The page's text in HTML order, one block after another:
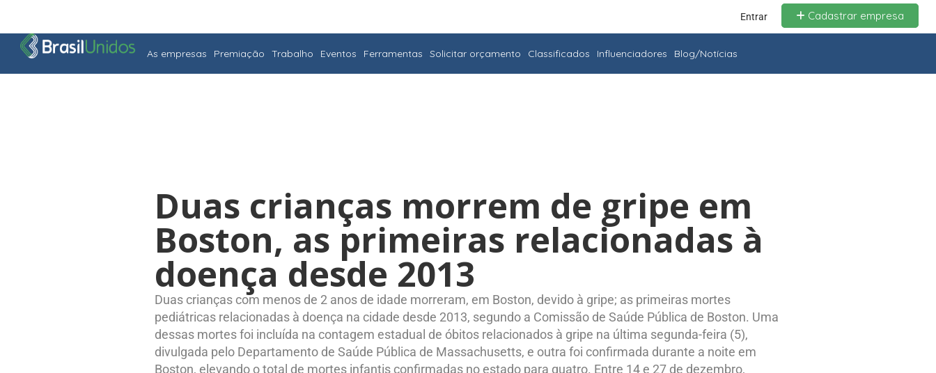
Entrar Cadastrar empresa
As empresas Premiação Trabalho Eventos Ferramentas Solicitar orçamento Classificados Influenciadores Blog/Notícias
Duas crianças morrem de gripe em
Boston, as primeiras relacionadas à
doença desde 2013
Duas crianças com menos de 2 anos de idade morreram, em Boston, devido à gripe; as primeiras mortes
pediátricas relacionadas à doença na cidade desde 2013, segundo a Comissão de Saúde Pública de Boston. Uma
dessas mortes foi incluída na contagem estadual de óbitos relacionados à gripe na última segunda-feira (5),
divulgada pelo Departamento de Saúde Pública de Massachusetts, e outra foi confirmada durante a noite em
Boston, elevando o total de mortes infantis confirmadas no estado para quatro. Entre 14 e 27 de dezembro,